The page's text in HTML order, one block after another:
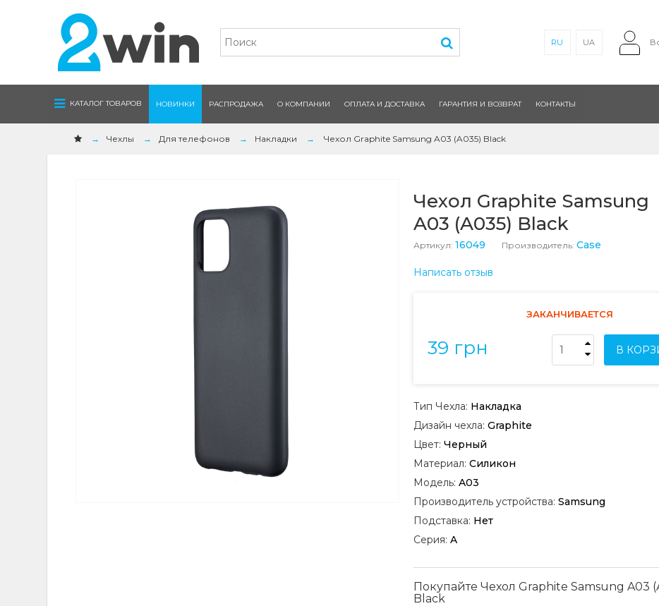
RU UA
КАТАЛОГ ТОВАРОВ НОВИНКИ РАСПРОДАЖА О КОМПАНИИ ОПЛАТА И ДОСТАВКА ГАРАНТИЯ И ВОЗВРАТ КОНТАКТЫ
Чехлы Для телефонов Накладки Чехол Graphite Samsung A03 (A035) Black
Чехол Graphite Samsung
A03 (A035) Black
Артикул: 16049 Производитель: Case
Написать отзыв
ЗАКАНЧИВАЕТСЯ
39 грн В
Тип Чехла: Накладка
Дизайн чехла: Graphite
Цвет: Черный
Материал: Силикон
Модель: A03
Производитель устройства: Samsung
Подставка: Нет
Серия: A
Покупайте Чехол Graphite Samsung A03
Black